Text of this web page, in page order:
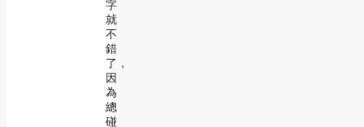
字
就
不
錯
了，
因
為
總
碰